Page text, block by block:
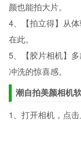
颜也能拍大片。
4、【拍立得】从
在此。
5、【胶片相机】
冲洗的惊喜感。
潮自拍美颜相机
1、打开相机，点